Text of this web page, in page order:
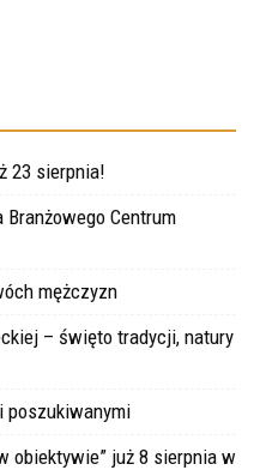
23 sierpnia!
Centrum
mężczyzn
– święto tradycji, natury
poszukiwanymi
obiektywie” już 8 sierpnia w